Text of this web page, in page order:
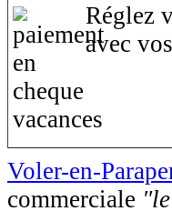
Réglez
avec
Voler-en-
commerciale